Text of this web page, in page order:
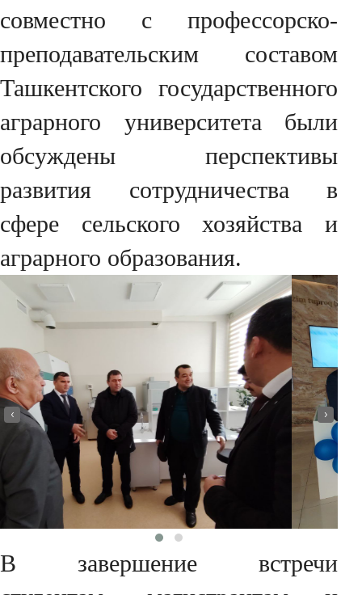
совместно с профессорско-
преподавательским составом
Ташкентского государственного
аграрного университета были
обсуждены перспективы
развития сотрудничества в
сфере сельского хозяйства и
аграрного образования.
‹ ›
В завершение встречи